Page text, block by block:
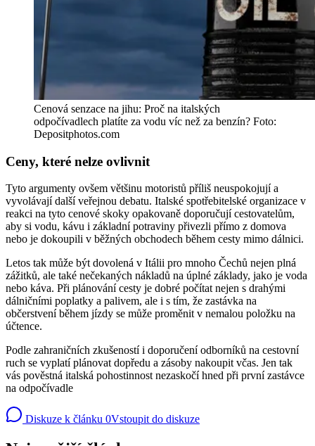
Cenová senzace na jihu: Proč na italských
odpočívadlech platíte za vodu víc než za benzín? Foto:
Depositphotos.com
Ceny, které nelze ovlivnit
Tyto argumenty ovšem většinu motoristů příliš neuspokojují a
vyvolávají další veřejnou debatu. Italské spotřebitelské organizace v
reakci na tyto cenové skoky opakovaně doporučují cestovatelům,
aby si vodu, kávu i základní potraviny přivezli přímo z domova
nebo je dokoupili v běžných obchodech během cesty mimo dálnici.
Letos tak může být dovolená v Itálii pro mnoho Čechů nejen plná
zážitků, ale také nečekaných nákladů na úplné základy, jako je voda
nebo káva. Při plánování cesty je dobré počítat nejen s drahými
dálničními poplatky a palivem, ale i s tím, že zastávka na
občerstvení během jízdy se může proměnit v nemalou položku na
účtence.
Podle zahraničních zkušeností i doporučení odborníků na cestovní
ruch se vyplatí plánovat dopředu a zásoby nakoupit včas. Jen tak
vás pověstná italská pohostinnost nezaskočí hned při první zastávce
na odpočívadle
Diskuze k článku 0Vstoupit do diskuze